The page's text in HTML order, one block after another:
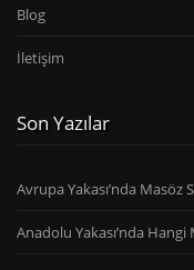
Blog
İletişim
Son Yazılar
Avrupa Yakası’nda
Anadolu Yakası’nda